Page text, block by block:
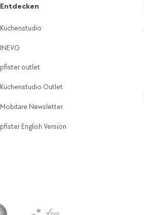
Entdecken
Küchenstudio
INEVO
pfister outlet
Küchenstudio Outlet
Mobitare Newsletter
pfister English Version